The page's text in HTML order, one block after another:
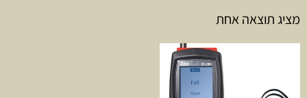
מציג תוצאה אחת